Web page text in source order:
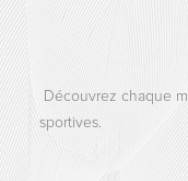
Découvrez chaque
sportives.